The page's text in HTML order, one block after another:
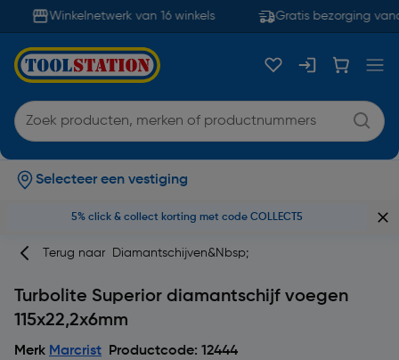
Winkelnetwerk van 16 winkels Gratis bezorging
Selecteer een vestiging
5% click & collect korting met code COLLECT5
Terug naar Diamantschijven&nbsp;
Turbolite Superior diamantschijf voegen
115x22,2x6mm
Merk Marcrist Productcode: 12444